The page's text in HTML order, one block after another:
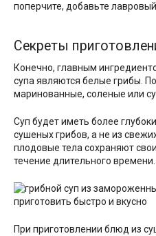
поперчите, добавьте
Секреты
Конечно, главным
супа являются белые грибы.
маринованные, соленые или
Суп будет иметь более
сушеных грибов, а не из
плодовые тела сохраняют
течение длительного времени.
При приготовлении блюд из